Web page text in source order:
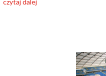
czytaj dalej